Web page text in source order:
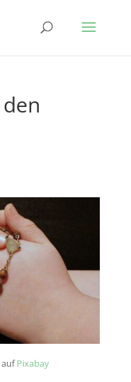
aufPixabay